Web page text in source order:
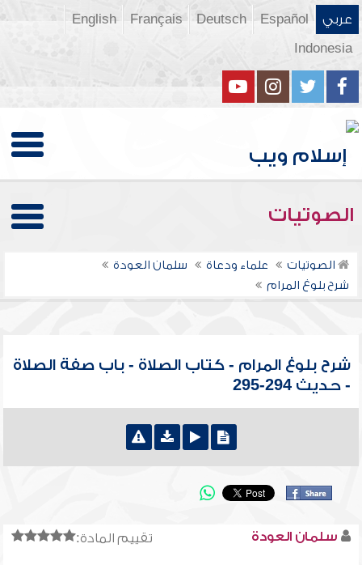
عربي Español
Deutsch
Français
English
Indonesia
الصوتيات
الصوتيات علماء ودعاة
سلمان العودة
شرح بلوغ المرام
شرح بلوغ المرام - كتاب الصلاة - باب صفة الصلاة
- حديث 294-295
تقييم المادة: سلمان العودة